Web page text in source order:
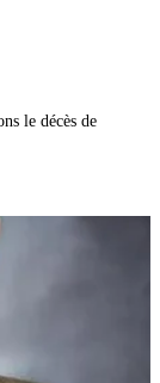
le décès de